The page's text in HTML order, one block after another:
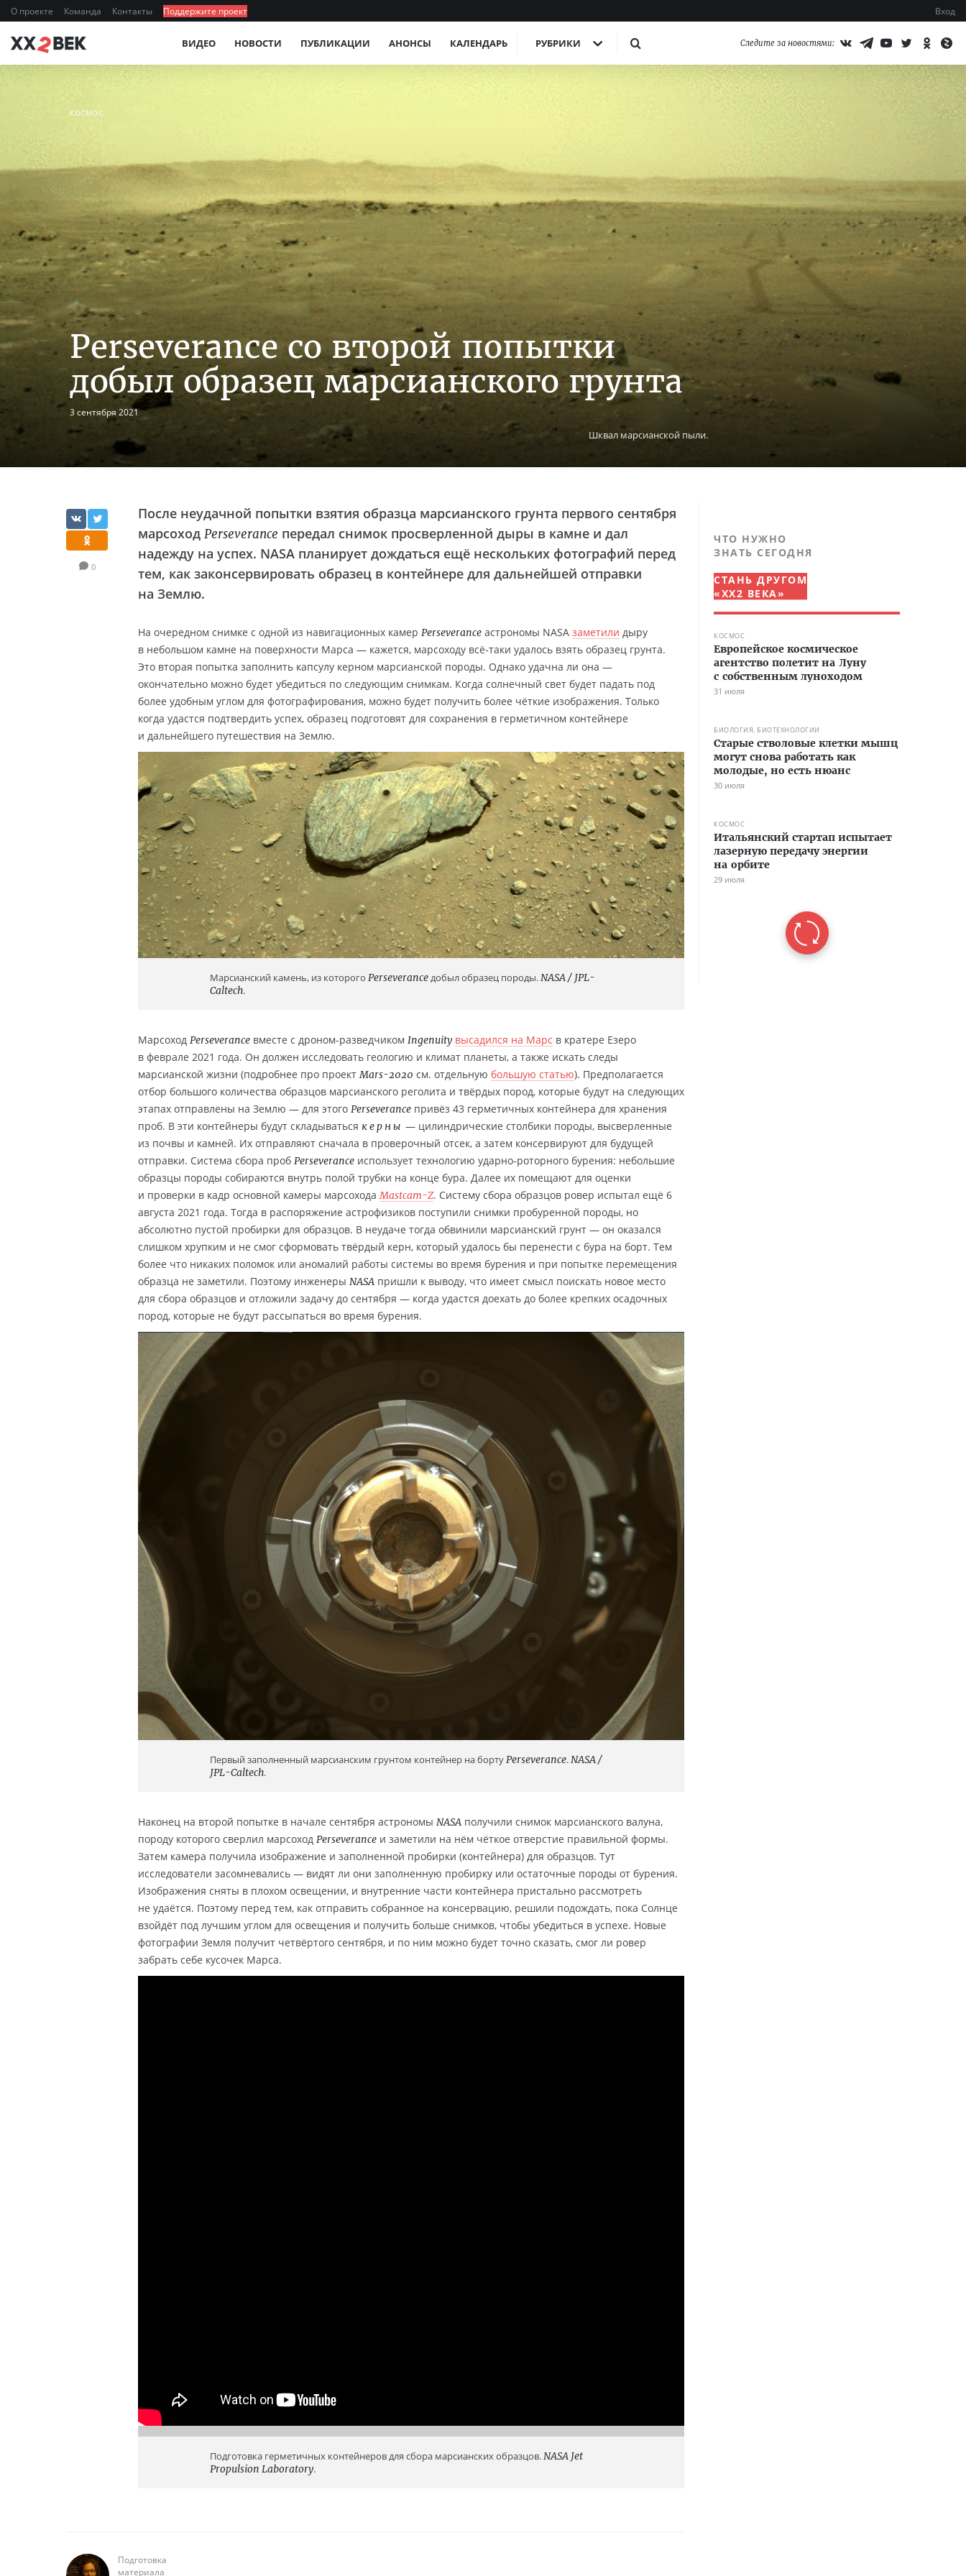
О проекте Команда Контакты Поддержите проект Вход
ВИДЕО НОВОСТИ ПУБЛИКАЦИИ АНОНСЫ КАЛЕНДАРЬ РУБРИКИ Следите за новостями:
КОСМОС
Perseverance со второй попытки
добыл образец марсианского грунта
3 сентября 2021
Шквал марсианской пыли.
0
После неудачной попытки взятия образца марсианского грунта первого сентября
марсоход Perseverance передал снимок просверленной дыры в камне и дал
надежду на успех. NASA планирует дождаться ещё нескольких фотографий перед
тем, как законсервировать образец в контейнере для дальнейшей отправки
на Землю.
На очередном снимке с одной из навигационных камер Perseverance астрономы NASA заметили дыру
в небольшом камне на поверхности Марса — кажется, марсоходу всё-таки удалось взять образец грунта.
Это вторая попытка заполнить капсулу керном марсианской породы. Однако удачна ли она —
окончательно можно будет убедиться по следующим снимкам. Когда солнечный свет будет падать под
более удобным углом для фотографирования, можно будет получить более чёткие изображения. Только
когда удастся подтвердить успех, образец подготовят для сохранения в герметичном контейнере
и дальнейшего путешествия на Землю.
Марсианский камень, из которого Perseveranceдобыл образец породы.NASA / JPL-
Caltech.
Марсоход Perseverance вместе с дроном-разведчиком Ingenuity высадился на Марс в кратере Езеро
в феврале 2021 года. Он должен исследовать геологию и климат планеты, а также искать следы
марсианской жизни (подробнее про проектMars-2020 см. отдельную большую статью). Предполагается
отбор большого количества образцов марсианского реголита и твёрдых пород, которые будут на следующих
этапах отправлены на Землю — для этого Perseverance привёз 43 герметичных контейнера для хранения
проб. В эти контейнеры будут складываться керны — цилиндрические столбики породы, высверленные
из почвы и камней. Их отправляют сначала в проверочный отсек, а затем консервируют для будущей
отправки. Система сбора проб Perseverance использует технологию ударно-роторного бурения: небольшие
образцы породы собираются внутрь полой трубки на конце бура. Далее их помещают для оценки
и проверки в кадр основной камеры марсоходаMastcam-Z. Систему сбора образцов ровер испытал ещё 6
августа 2021 года. Тогда в распоряжение астрофизиков поступили снимки пробуренной породы, но
абсолютно пустой пробирки для образцов. В неудаче тогда обвинили марсианский грунт — он оказался
слишком хрупким и не смог сформовать твёрдый керн, который удалось бы перенести с бура на борт. Тем
более что никаких поломок или аномалий работы системы во время бурения и при попытке перемещения
образца не заметили. Поэтому инженеры NASA пришли к выводу, что имеет смысл поискать новое место
для сбора образцов и отложили задачу до сентября — когда удастся доехать до более крепких осадочных
пород, которые не будут рассыпаться во время бурения.
Первый заполненный марсианским грунтом контейнер на бортуPerseverance.NASA /
JPL-Caltech.
Наконец на второй попытке в начале сентября астрономы NASA получили снимок марсианского валуна,
породу которого сверлил марсоход Perseverance и заметили на нём чёткое отверстие правильной формы.
Затем камера получила изображение и заполненной пробирки (контейнера) для образцов. Тут
исследователи засомневались — видят ли они заполненную пробирку или остаточные породы от бурения.
Изображения сняты в плохом освещении, и внутренние части контейнера пристально рассмотреть
не удаётся. Поэтому перед тем, как отправить собранное на консервацию, решили подождать, пока Солнце
взойдёт под лучшим углом для освещения и получить больше снимков, чтобы убедиться в успехе. Новые
фотографии Земля получит четвёртого сентября, и по ним можно будет точно сказать, смог ли ровер
забрать себе кусочек Марса.
Подготовка герметичных контейнеров для сбора марсианских образцов.NASA Jet
Propulsion Laboratory.
Подготовка
материала
ЧТО НУЖНО
ЗНАТЬ СЕГОДНЯ
СТАНЬ ДРУГОМ
«XX2 ВЕКА»
КОСМОС
Европейское космическое
агентство полетит на Луну
с собственным луноходом
31 июля
БИОЛОГИЯ, БИОТЕХНОЛОГИИ
Старые стволовые клетки мышц
могут снова работать как
молодые, но есть нюанс
30 июля
КОСМОС
Итальянский стартап испытает
лазерную передачу энергии
на орбите
29 июля